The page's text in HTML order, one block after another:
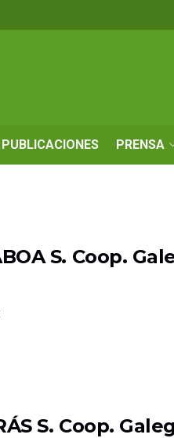
PUBLICACIONES PRENSA
S. Coop.
S. Coop.